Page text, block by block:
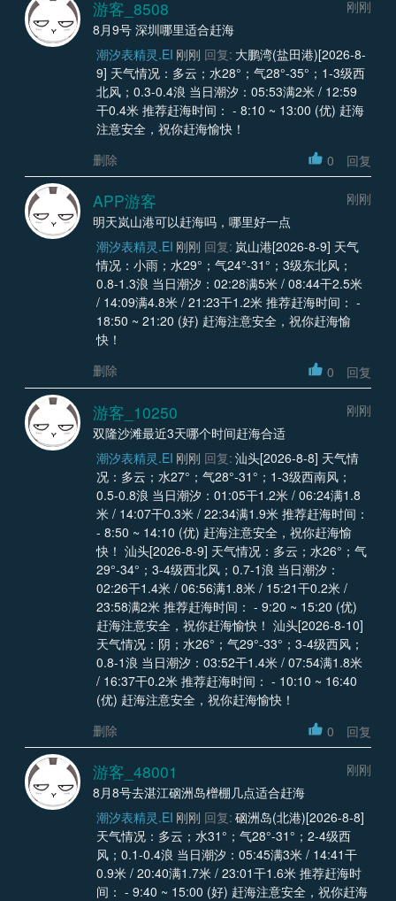
游客_8508
刚刚
8月9号 深圳哪里适合赶海
潮汐表精灵.EI 刚刚 回复: 大鹏湾(盐田港)[2026-8-
9] 天气情况：多云；水28°；气28°-35°；1-3级西
北风；0.3-0.4浪 当日潮汐：05:53满2米 / 12:59
干0.4米 推荐赶海时间： - 8:10 ~ 13:00 (优) 赶海
注意安全，祝你赶海愉快！
删除
0 回复
APP游客
刚刚
明天岚山港可以赶海吗，哪里好一点
潮汐表精灵.EI 刚刚 回复: 岚山港[2026-8-9] 天气
情况：小雨；水29°；气24°-31°；3级东北风；
0.8-1.3浪 当日潮汐：02:28满5米 / 08:44干2.5米
/ 14:09满4.8米 / 21:23干1.2米 推荐赶海时间： -
18:50 ~ 21:20 (好) 赶海注意安全，祝你赶海愉
快！
删除
0 回复
游客_10250
刚刚
双隆沙滩最近3天哪个时间赶海合适
潮汐表精灵.EI 刚刚 回复: 汕头[2026-8-8] 天气情
况：多云；水27°；气28°-31°；1-3级西南风；
0.5-0.8浪 当日潮汐：01:05干1.2米 / 06:24满1.8
米 / 14:07干0.3米 / 22:34满1.9米 推荐赶海时间：
- 8:50 ~ 14:10 (优) 赶海注意安全，祝你赶海愉
快！ 汕头[2026-8-9] 天气情况：多云；水26°；气
29°-34°；3-4级西北风；0.7-1浪 当日潮汐：
02:26干1.4米 / 06:56满1.8米 / 15:21干0.2米 /
23:58满2米 推荐赶海时间： - 9:20 ~ 15:20 (优)
赶海注意安全，祝你赶海愉快！ 汕头[2026-8-10]
天气情况：阴；水26°；气29°-33°；3-4级西风；
0.8-1浪 当日潮汐：03:52干1.4米 / 07:54满1.8米
/ 16:37干0.2米 推荐赶海时间： - 10:10 ~ 16:40
(优) 赶海注意安全，祝你赶海愉快！
删除
0 回复
游客_48001
刚刚
8月8号去湛江硇洲岛橧棚几点适合赶海
潮汐表精灵.EI 刚刚 回复: 硇洲岛(北港)[2026-8-8]
天气情况：多云；水31°；气28°-31°；2-4级西
风；0.1-0.4浪 当日潮汐：05:45满3米 / 14:41干
0.9米 / 20:40满1.7米 / 23:01干1.6米 推荐赶海时
间： - 9:40 ~ 15:00 (好) 赶海注意安全，祝你赶海